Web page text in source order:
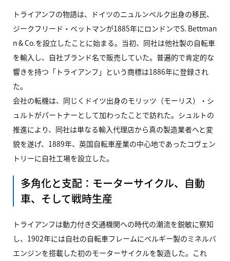
トライアンフの物語は、ドイツのニュルンベルク出身の移民、
ジークフリード・ベットマンが1885年にロンドンでS. Bettman
n & Co.を設立したことに始まる。当初、同社は他社製の自転車
を輸入し、自社ブランド名で販売していた。普遍的で肯定的な
響きを持つ「トライアンフ」という商標は1886年に登録され
た。
会社の転機は、同じくドイツ出身のモリッツ（モーリス）・シ
ュルトがパートナーとして加わったことで訪れた。シュルトの
推進により、同社は単なる輸入代理店から真の製造業者へと変
貌を遂げ、1889年、英国自転車産業の中心地であったコヴェン
トリーに自社工場を設立した。
多角化と支配：モーターサイクル、自動
車、そして戦時生産
トライアンフは動力付き交通機関への時代の潮流を鋭敏に察知
し、1902年には自社の自転車フレームにベルギー製のミネルバ
エンジンを搭載した初のモーターサイクルを製造した。これ